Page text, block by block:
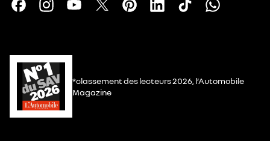
*classement des lecteurs 2026, l’Automobile
Magazine